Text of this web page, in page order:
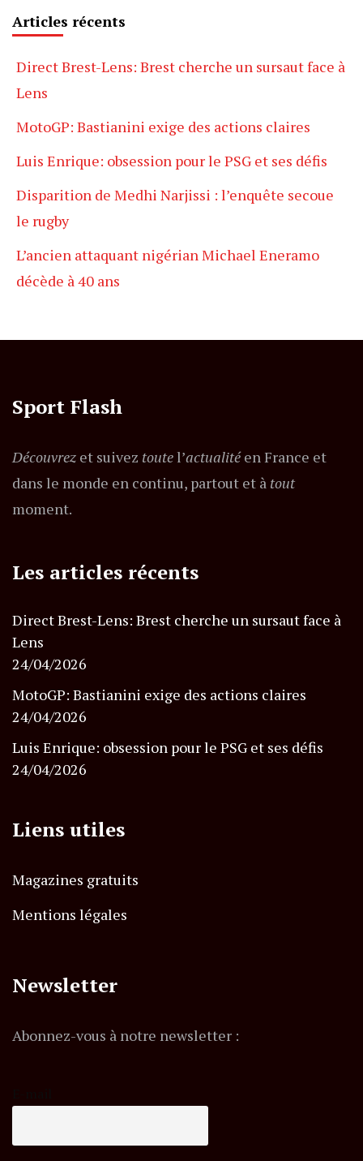
Articles récents
Direct Brest-Lens: Brest cherche un sursaut face à
Lens
MotoGP: Bastianini exige des actions claires
Luis Enrique: obsession pour le PSG et ses défis
Disparition de Medhi Narjissi : l’enquête secoue
le rugby
L’ancien attaquant nigérian Michael Eneramo
décède à 40 ans
Sport Flash
Découvrez et suivez toutel’actualitéen France et
dans le monde en continu, partout et à tout
moment.
Les articles récents
Direct Brest-Lens: Brest cherche un sursaut face à
Lens
24/04/2026
MotoGP: Bastianini exige des actions claires
24/04/2026
Luis Enrique: obsession pour le PSG et ses défis
24/04/2026
Liens utiles
Magazines gratuits
Mentions légales
Newsletter
Abonnez-vous à notre newsletter :